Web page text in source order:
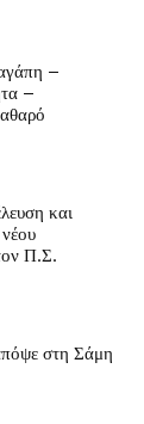
–
–
και
Π.Σ.
στη Σάμη